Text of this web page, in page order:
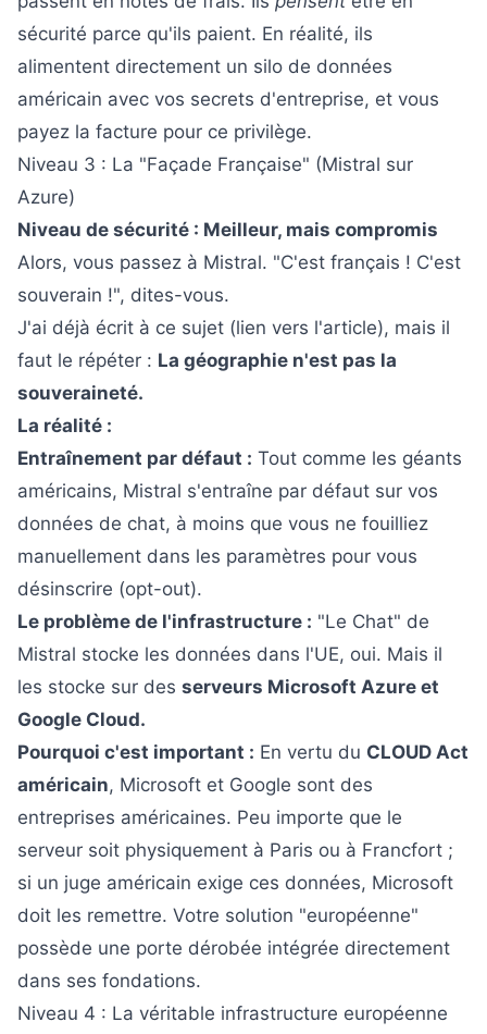
sécurité parce qu'ils paient. En réalité, ils
alimentent directement un silo de données
américain avec vos secrets d'entreprise, et vous
payez la facture pour ce privilège.
Niveau 3 : La "Façade Française" (Mistral sur
Azure)
Niveau de sécurité : Meilleur, mais compromis
Alors, vous passez à Mistral. "C'est français ! C'est
souverain !", dites-vous.
J'ai déjà écrit à ce sujet (lien vers l'article), mais il
faut le répéter : La géographie n'est pas la
souveraineté.
La réalité :
Entraînement par défaut : Tout comme les géants
américains, Mistral s'entraîne par défaut sur vos
données de chat, à moins que vous ne fouilliez
manuellement dans les paramètres pour vous
désinscrire (opt-out).
Le problème de l'infrastructure : "Le Chat" de
Mistral stocke les données dans l'UE, oui. Mais il
les stocke sur des serveurs Microsoft Azure et
Google Cloud.
Pourquoi c'est important : En vertu du CLOUD Act
américain, Microsoft et Google sont des
entreprises américaines. Peu importe que le
serveur soit physiquement à Paris ou à Francfort ;
si un juge américain exige ces données, Microsoft
doit les remettre. Votre solution "européenne"
possède une porte dérobée intégrée directement
dans ses fondations.
Niveau 4 : La véritable infrastructure européenne